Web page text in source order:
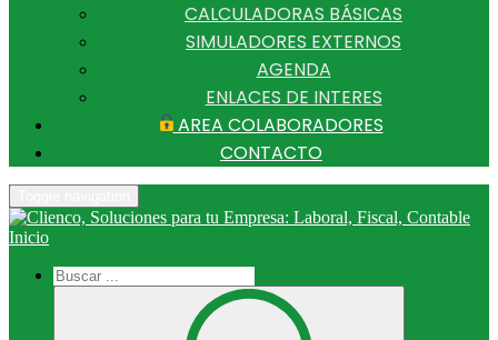
CALCULADORAS BÁSICAS
SIMULADORES EXTERNOS
AGENDA
ENLACES DE INTERES
AREA COLABORADORES
CONTACTO
Inicio